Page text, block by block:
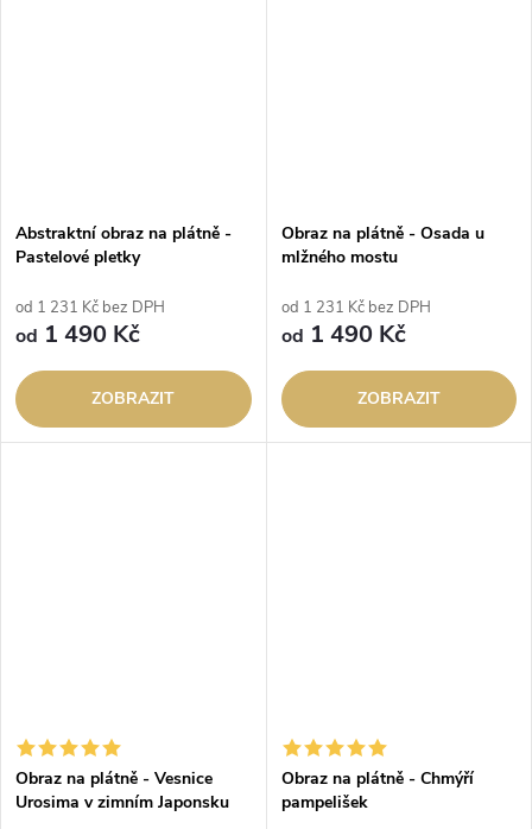
Abstraktní obraz na plátně -
Pastelové pletky
od 1 231 Kč bez DPH
od 1 490 Kč
ZOBRAZIT
Obraz na plátně - Osada u
mlžného mostu
od 1 231 Kč bez DPH
od 1 490 Kč
ZOBRAZIT
Obraz na plátně - Vesnice
Urosima v zimním Japonsku
Obraz na plátně - Chmýří
pampelišek